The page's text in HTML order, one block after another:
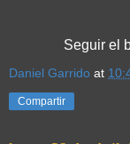
Seguir el
Daniel Garrido at
Compartir